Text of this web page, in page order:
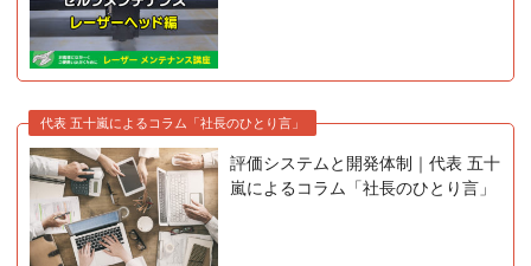
代表 五十嵐によるコラム「社長のひとり言」
評価システムと開発体制｜代表 五十
嵐によるコラム「社長のひとり言」